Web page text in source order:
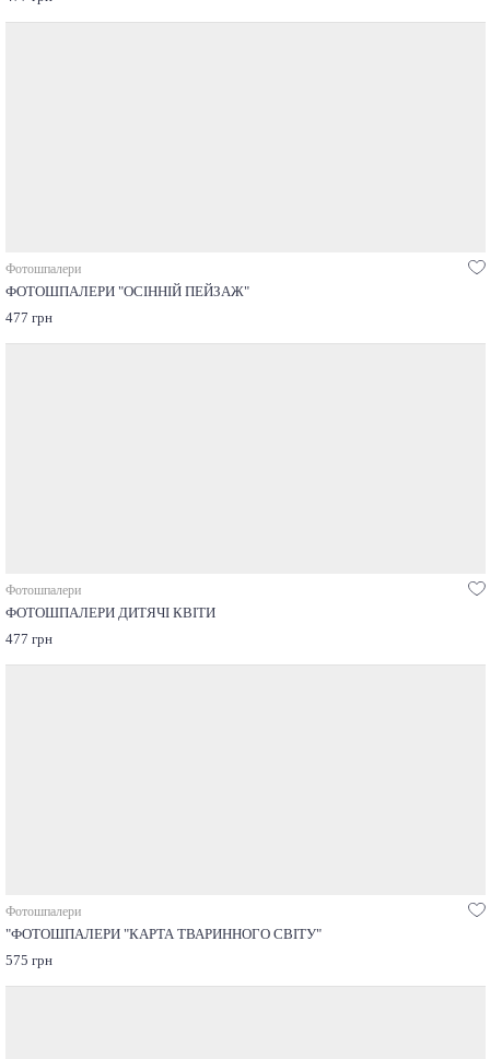
Фотошпалери
ФОТОШПАЛЕРИ "ОСІННІЙ ПЕЙЗАЖ"
477 грн
Фотошпалери
ФОТОШПАЛЕРИ ДИТЯЧІ КВІТИ
477 грн
Фотошпалери
"ФОТОШПАЛЕРИ "КАРТА ТВАРИННОГО СВІТУ"
575 грн